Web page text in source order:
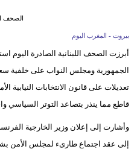
الصحف
بيروت - المغرب اليوم
أبرزت الصحف اللبنانية الصادرة اليوم
الجمهورية ومجلس النواب على خلفية
تعديلات على قانون الانتخابات
قاطع مما ينذر بتصاعد التوتر السياسي
وأشارت إلى إعلان وزير الخارجية
إلى عقد اجتماع طارىء لمجلس الأمن